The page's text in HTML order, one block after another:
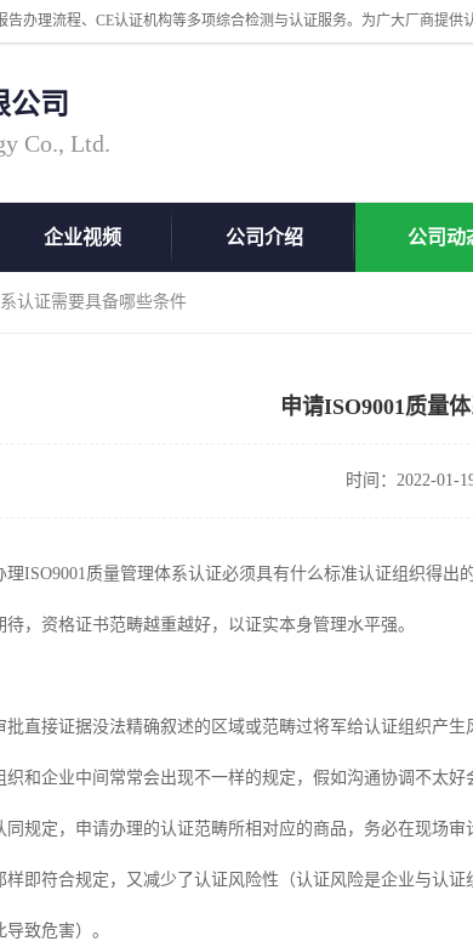
公司
Co., Ltd.
企业视频 公司介绍 公司动
认证需要具备哪些条件
申请ISO9001质量
时间：2022-01-
理ISO9001质量管理体系认证必须具有什么标准认证组织得
待，资格证书范畴越重越好，以证实本身管理水平强。
批直接证据没法精确叙述的区域或范畴过将军给认证组织产生
织和企业中间常常会出现不一样的规定，假如沟通协调不太好
同规定，申请办理的认证范畴所相对应的商品，务必在现场
样即符合规定，又减少了认证风险性（认证风险是企业与认
导致危害）。